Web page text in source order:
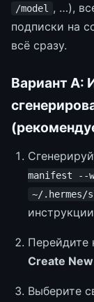
/model
, …),
подписки на
всё сразу.
Вариант A:
manifest --
~/.hermes/
Перейдите
Create
Выберите